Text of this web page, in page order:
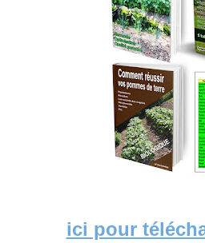
ici pour